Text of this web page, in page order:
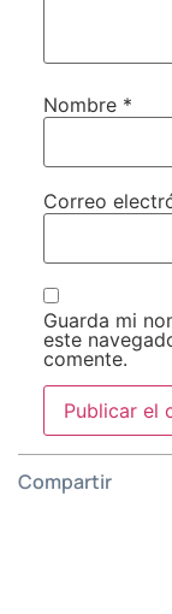
Nombre *
Correo
Guarda mi
este
comente.
Compartir